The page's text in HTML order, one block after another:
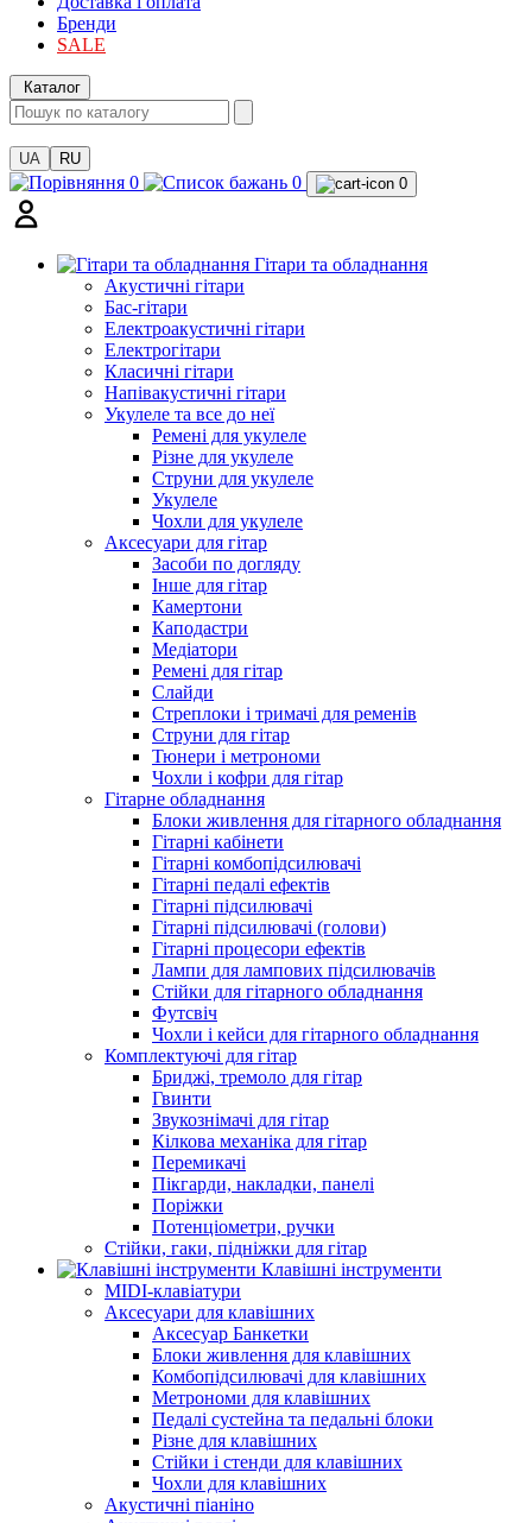
Бренди
SALE
Каталог
UA RU
0 0 0
Гітари та обладнання
Акустичні гітари
Бас-гітари
Електроакустичні гітари
Електрогітари
Класичні гітари
Напівакустичні гітари
Укулеле та все до неї
Ремені для укулеле
Різне для укулеле
Струни для укулеле
Укулеле
Чохли для укулеле
Аксесуари для гітар
Засоби по догляду
Інше для гітар
Камертони
Каподастри
Медіатори
Ремені для гітар
Слайди
Стреплоки і тримачі для ременів
Струни для гітар
Тюнери і метрономи
Чохли і кофри для гітар
Гітарне обладнання
Блоки живлення для гітарного обладнання
Гітарні кабінети
Гітарні комбопідсилювачі
Гітарні педалі ефектів
Гітарні підсилювачі
Гітарні підсилювачі (голови)
Гітарні процесори ефектів
Лампи для лампових підсилювачів
Стійки для гітарного обладнання
Футсвіч
Чохли і кейси для гітарного обладнання
Комплектуючі для гітар
Бриджі, тремоло для гітар
Гвинти
Звукознімачі для гітар
Кілкова механіка для гітар
Перемикачі
Пікгарди, накладки, панелі
Поріжки
Потенціометри, ручки
Стійки, гаки, підніжки для гітар
Клавішні інструменти
MIDI-клавіатури
Аксесуари для клавішних
Аксесуар Банкетки
Блоки живлення для клавішних
Комбопідсилювачі для клавішних
Метрономи для клавішних
Педалі сустейна та педальні блоки
Різне для клавішних
Стійки і стенди для клавішних
Чохли для клавішних
Акустичні піаніно